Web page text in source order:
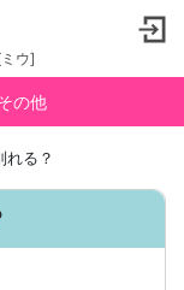
ウ]
の他
れる？